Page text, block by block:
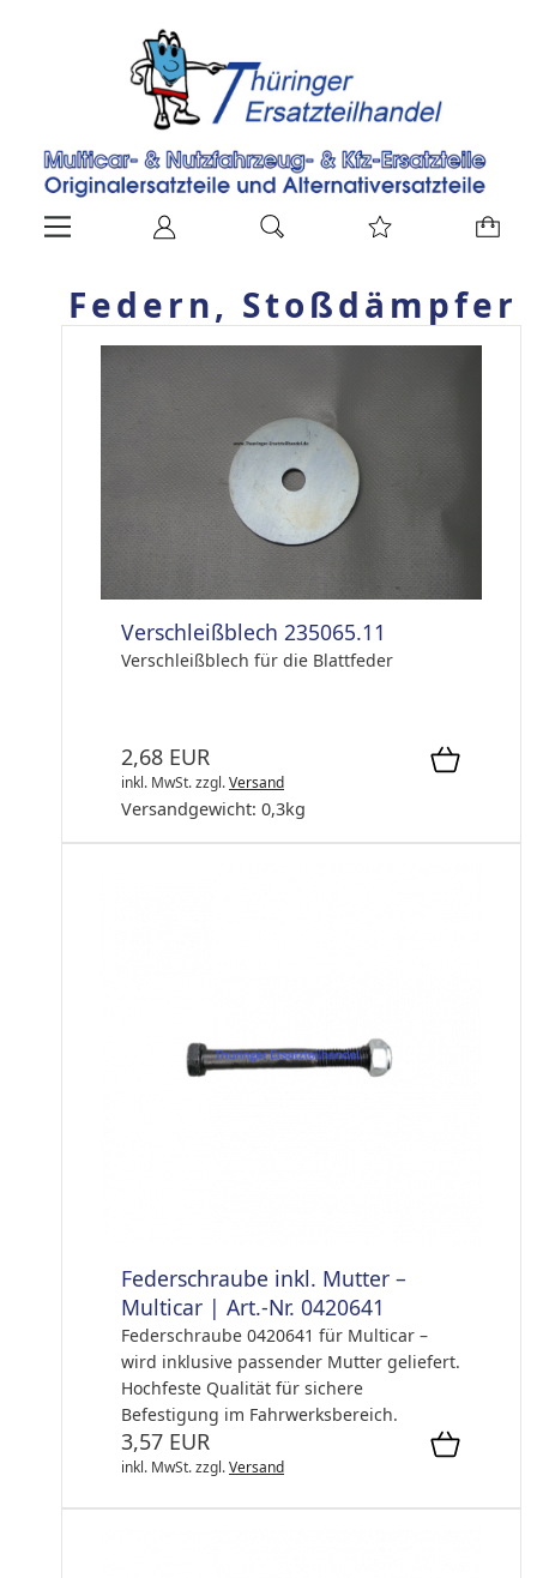
Federn, Stoßdämpfer
Verschleißblech 235065.11
Verschleißblech für die Blattfeder
2,68 EUR
inkl. MwSt.zzgl.Versand
Versandgewicht: 0,3kg
Federschraube inkl. Mutter –
Multicar | Art.-Nr. 0420641
Federschraube 0420641 für Multicar –
wird inklusive passender Mutter geliefert.
Hochfeste Qualität für sichere
Befestigung im Fahrwerksbereich.
3,57 EUR
inkl. MwSt.zzgl.Versand